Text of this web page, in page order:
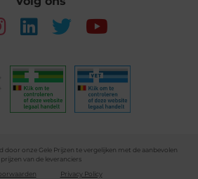
door onze Gele Prijzen te vergelijken met de aanbevolen
prijzen van de leveranciers
Privacy Policy